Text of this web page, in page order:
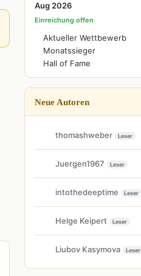
Aug 2026
Einreichung offen
Aktueller Wettbewerb
Monatssieger
Hall of Fame
Neue Autoren
thomashweber Leser
Juergen1967 Leser
intothedeeptime Leser
Helge Keipert Leser
Liubov Kasymova Leser